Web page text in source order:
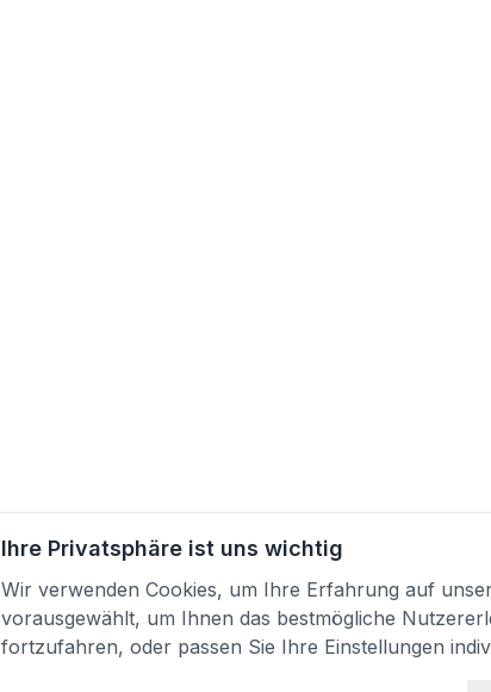
Ihre Privatsphäre ist uns wichtig
Wir verwenden Cookies, um Ihre Erfahrung auf
vorausgewählt, um Ihnen das bestmögliche
fortzufahren, oder passen Sie Ihre Einstellungen